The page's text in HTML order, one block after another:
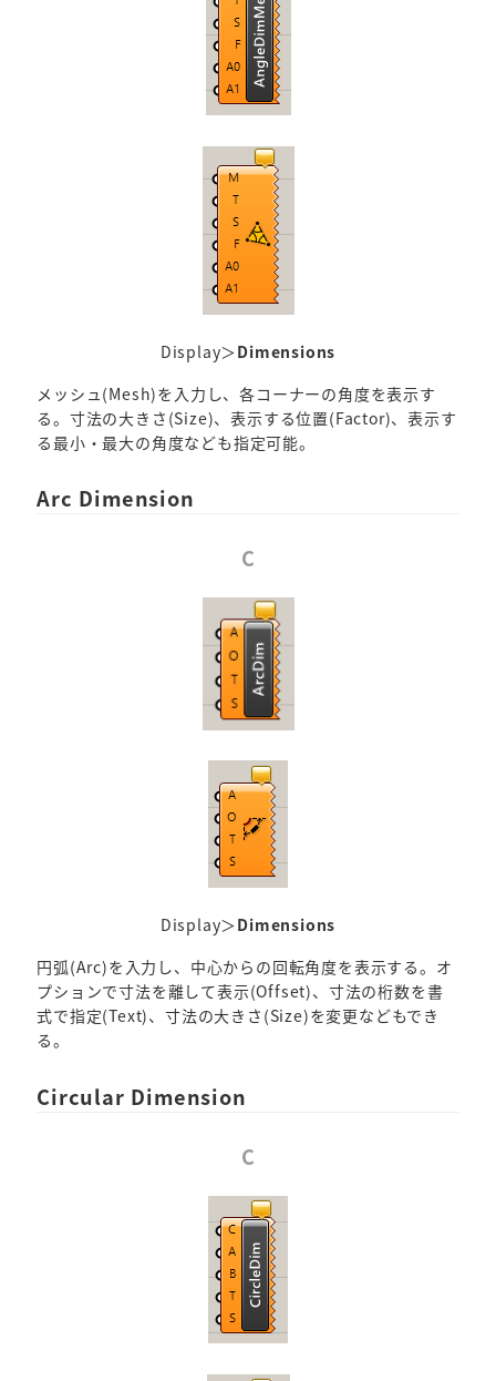
Display＞Dimensions
メッシュ(Mesh)を入力し、各コーナーの角度を表示す
る。寸法の大きさ(Size)、表示する位置(Factor)、表示す
る最小・最大の角度なども指定可能。
Arc Dimension
C
Display＞Dimensions
円弧(Arc)を入力し、中心からの回転角度を表示する。オ
プションで寸法を離して表示(Offset)、寸法の桁数を書
式で指定(Text)、寸法の大きさ(Size)を変更などもでき
る。
Circular Dimension
C